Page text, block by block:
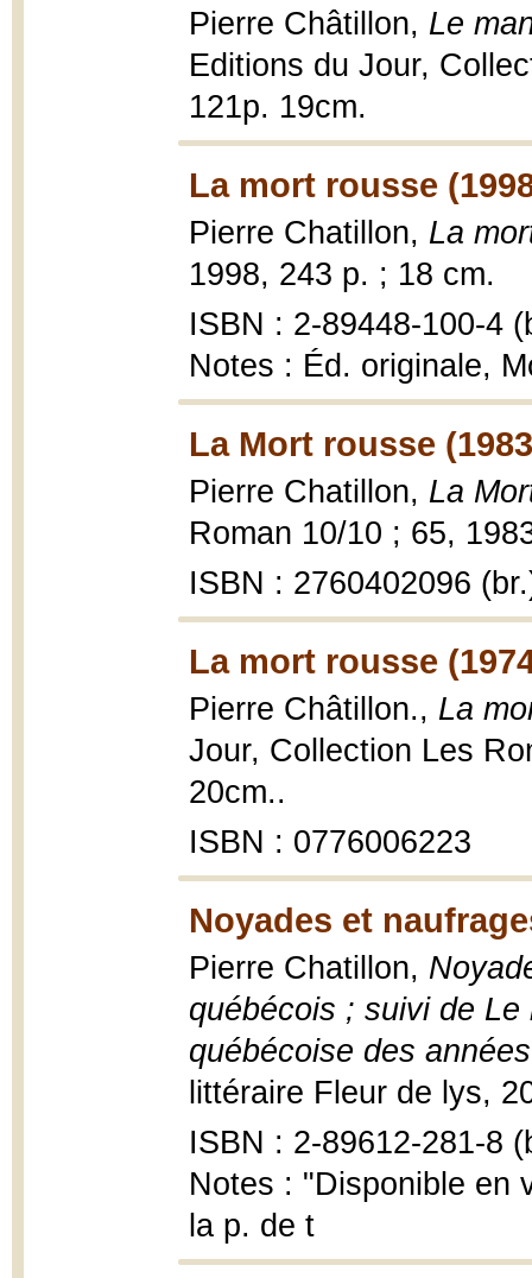
Pierre Châtillon, Le
Editions du Jour,
121p. 19cm.
La mort rousse
Pierre Chatillon, La
1998, 243 p. ; 18 cm.
ISBN : 2-89448-100-4
Notes : Éd. originale,
La Mort rousse
Pierre Chatillon, La
Roman 10/10 ; 65,
ISBN : 2760402096
La mort rousse
Pierre Châtillon., La
Jour, Collection Les
20cm..
ISBN : 0776006223
Noyades et
Pierre Chatillon,
québécois ; suivi de
québécoise des
littéraire Fleur de lys,
ISBN : 2-89612-281-8
Notes : "Disponible en
la p. de t